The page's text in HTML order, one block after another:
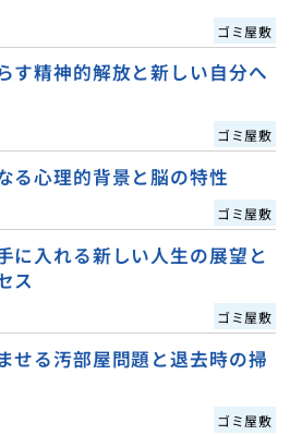
ゴミ屋敷
す精神的解放と新しい自分へ
ゴミ屋敷
る心理的背景と脳の特性
ゴミ屋敷
に入れる新しい人生の展望と
ス
ゴミ屋敷
せる汚部屋問題と退去時の掃
ゴミ屋敷